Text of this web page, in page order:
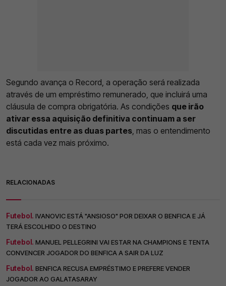
Segundo avança o Record, a operação será realizada
através de um empréstimo remunerado, que incluirá uma
cláusula de compra obrigatória. As condições que irão
ativar essa aquisição definitiva continuam a ser
discutidas entre as duas partes , mas o entendimento
está cada vez mais próximo.
RELACIONADAS
Futebol. IVANOVIC ESTÁ "ANSIOSO" POR DEIXAR O BENFICA E JÁ
TERÁ ESCOLHIDO O DESTINO
Futebol. MANUEL PELLEGRINI VAI ESTAR NA CHAMPIONS E TENTA
CONVENCER JOGADOR DO BENFICA A SAIR DA LUZ
Futebol. BENFICA RECUSA EMPRÉSTIMO E PREFERE VENDER
JOGADOR AO GALATASARAY